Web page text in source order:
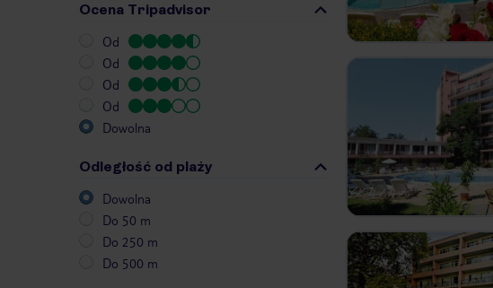
Ocena Tripadvisor
Od
Od
Od
Od
Dowolna
Odległość od plaży
Dowolna
Do 50 m
Do 250 m
Do 500 m